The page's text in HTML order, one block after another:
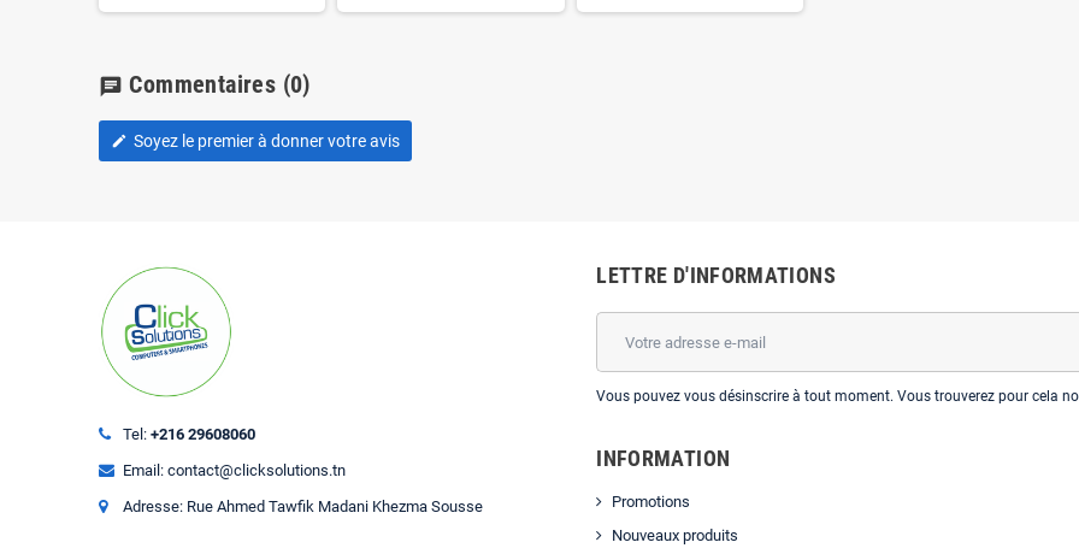
chat Commentaires (0)
edit Soyez le premier à donner votre avis
Tel: +216 29608060
Email: contact@clicksolutions.tn
Adresse: Rue Ahmed Tawfik Madani Khezma Sousse
LETTRE D'INFORMATIONS
Vous pouvez vous désinscrire à tout moment. Vous trouverez pour cela
INFORMATION
Promotions
Nouveaux produits